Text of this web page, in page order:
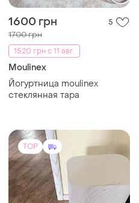
1600 грн 5
1700 грн
1520 грн с 11 авг.
Moulinex
Йогуртница moulinex
стеклянная тара
TOP